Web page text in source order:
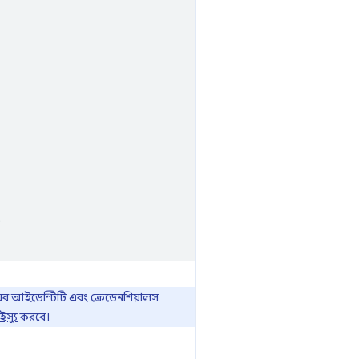
আইডেন্টিটি এবং ক্রেডেনশিয়ালস
করবে।